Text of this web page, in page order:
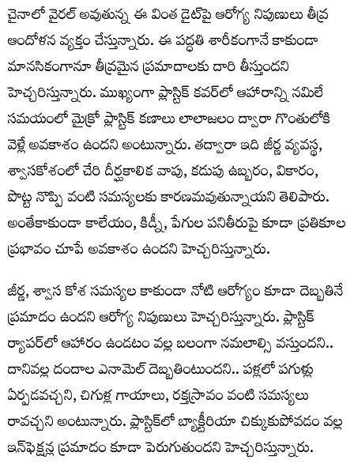
చైనాలో వైరల్ అవుతున్న ఈ వింత డైట్‌పై ఆరోగ్య నిపుణులు తీవ్ర
ఆందోళన వ్యక్తం చేస్తున్నారు. ఈ పద్ధతి శారీకంగానే కాకుండా
మానసికంగానూ తీవ్రమైన ప్రమాదాలకు దారి తీస్తుందని
హెచ్చరిస్తున్నారు. ముఖ్యంగా ప్లాస్టిక్ కవర్‌లో ఆహారాన్ని నమిలే
సమయంలో మైక్రో ప్లాస్టిక్ కణాలు లాలాజలం ద్వారా గొంతులోకి
వెళ్లే అవకాశం ఉందని అంటున్నారు. తద్వారా ఇది జీర్ణ వ్యవస్థ,
శ్వాసకోశంలో చేరి దీర్ఘకాలిక వాపు, కడుపు ఉబ్బరం, వికారం,
పొట్ట నొప్పి వంటి సమస్యలకు కారణమవుతున్నాయని తెలిపారు.
అంతేకాకుండా కాలేయం, కిడ్నీ, పేగుల పనితీరుపై కూడా ప్రతికూల
ప్రభావం చూపే అవకాశం ఉందని హెచ్చరిస్తున్నారు.
జీర్ణ, శ్వాస కోశ సమస్యల కాకుండా నోటి ఆరోగ్యం కూడా దెబ్బతినే
ప్రమాదం ఉందని ఆరోగ్య నిపుణులు హెచ్చరిస్తున్నారు. ప్లాస్టిక్‌
ర్యాపర్‌లో ఆహారం ఉండటం వల్ల బలంగా నమలాల్సి వస్తుందని..
దానివల్ల దందాల ఎనామెల్ దెబ్బతింటుందని.. పళ్లలో పగుళ్లు
ఏర్పడవచ్చని, చిగుళ్ల గాయాలు, రక్తస్రావం వంటి సమస్యలు
రావచ్చని అంటున్నారు. ప్లాస్టిక్‌లో బ్యాక్టీరియా చిక్కుకుపోవడం వల్ల
ఇన్‌ఫెక్షన్ల ప్రమాదం కూడా పెరుగుతుందని హెచ్చరిస్తున్నారు.